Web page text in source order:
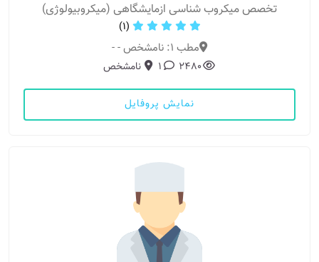
تخصص میکروب شناسی ازمایشگاهی (میکروبیولوژی)
(1)
مطب 1: نامشخص - -
2480
1 نامشخص
نمایش پروفایل